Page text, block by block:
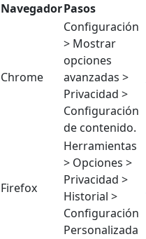
NavegadorPasos
Chrome
Configuración
> Mostrar
opciones
avanzadas >
Privacidad >
Configuración
de contenido.
Firefox
Herramientas
> Opciones >
Privacidad >
Historial >
Configuración
Personalizada